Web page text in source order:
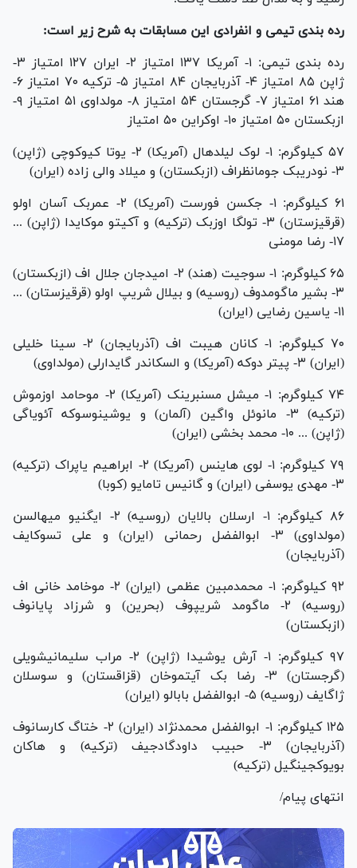
رده بندی تیمی و انفرادی این مسابقات به شرح زیر است:
رده بندی تیمی: ۱- آمریکا ۱۳۷ امتیاز ۲- ایران ۱۲۷ امتیاز ۳-
ژاپن ۸۵ امتیاز ۴- آذربایجان ۸۴ امتیاز ۵- ترکیه ۷۰ امتیاز ۶-
هند ۶۱ امتیاز ۷- گرجستان ۵۴ امتیاز ۸- مولداوی ۵۱ امتیاز ۹-
ازبکستان ۵۰ امتیاز ۱۰- اوکراین ۵۰ امتیاز
۵۷ کیلوگرم: ۱- لوک لیلدهال (آمریکا) ۲- یوتا کیوکوچی (ژاپن)
۳- نودریبک جومانظراف (ازبکستان) و میلاد والی زاده (ایران)
۶۱ کیلوگرم: ۱- جکسن فورست (آمریکا) ۲- عمربک آسان اولو
(قرقیزستان) ۳- تولگا اوزبک (ترکیه) و آکیتو موکایدا (ژاپن) ...
۱۷- رضا مومنی
۶۵ کیلوگرم: ۱- سوجیت (هند) ۲- امیدجان جلال اف (ازبکستان)
۳- بشیر ماگومدوف (روسیه) و بیلال شریپ اولو (قرقیزستان) ...
۱۱- یاسین رضایی (ایران)
۷۰ کیلوگرم: ۱- کانان هیبت اف (آذربایجان) ۲- سینا خلیلی
(ایران) ۳- پیتر دوکه (آمریکا) و السکاندر گایدارلی (مولداوی)
۷۴ کیلوگرم: ۱- میشل مسنبرینک (آمریکا) ۲- موحامد اوزموش
(ترکیه) ۳- مانوئل واگین (آلمان) و یوشینوسوکه آئویاگی
(ژاپن) ... ۱۰- محمد بخشی (ایران)
۷۹ کیلوگرم: ۱- لوی هاینس (آمریکا) ۲- ابراهیم یاپراک (ترکیه)
۳- مهدی یوسفی (ایران) و گانیس تامایو (کوبا)
۸۶ کیلوگرم: ۱- ارسلان بالایان (روسیه) ۲- ایگنیو میهالسن
(مولداوی) ۳- ابوالفضل رحمانی (ایران) و علی تسوکایف
(آذربایجان)
۹۲ کیلوگرم: ۱- محمدمبین عظمی (ایران) ۲- موخامد خانی اف
(روسیه) ۲- ماگومد شریپوف (بحرین) و شرزاد پایانوف
(ازبکستان)
۹۷ کیلوگرم: ۱- آرش یوشیدا (ژاپن) ۲- مراب سلیمانیشویلی
(گرجستان) ۳- رضا بک آیتموخان (قزاقستان) و سوسلان
ژاگایف (روسیه) ۵- ابوالفضل بابالو (ایران)
۱۲۵ کیلوگرم: ۱- ابوالفضل محمدنژاد (ایران) ۲- ختاگ کارسانوف
(آذربایجان) ۳- حبیب داودگادجیف (ترکیه) و هاکان
بویوکجینگیل (ترکیه)
انتهای پیام/